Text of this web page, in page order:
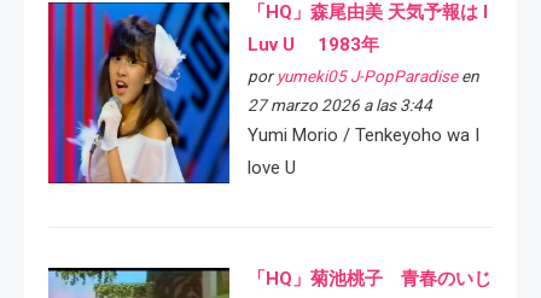
「HQ」森尾由美 天気予報は I
Luv U 1983年
por yumeki05 J-PopParadiseen
27 marzo 2026 a las 3:44
Yumi Morio / Tenkeyoho wa I
love U
「HQ」菊池桃子 青春のいじ